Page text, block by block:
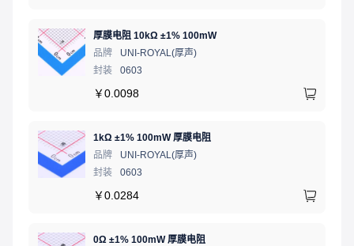
厚膜电阻 10kΩ ±1% 100mW
品牌
UNI-ROYAL(厚声)
封装
0603
￥0.0098
1kΩ ±1% 100mW 厚膜电阻
品牌
UNI-ROYAL(厚声)
封装
0603
￥0.0284
0Ω ±1% 100mW 厚膜电阻